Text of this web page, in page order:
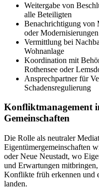
Weitergabe von
alle Beteiligten
Benachrichtigung von
oder Modernisierungen
Vermittlung bei
Wohnanlage
Koordination mit
Rothensee oder
Ansprechpartner für
Schadensregulierung
Konfliktmanagement
Gemeinschaften
Die Rolle als neutraler
Eigentümergemeinschaften
oder Neue Neustadt, wo
und Erwartungen
Konflikte früh erkennen und
landen.